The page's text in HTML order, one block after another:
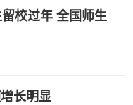
校过年 全国师生
长明显